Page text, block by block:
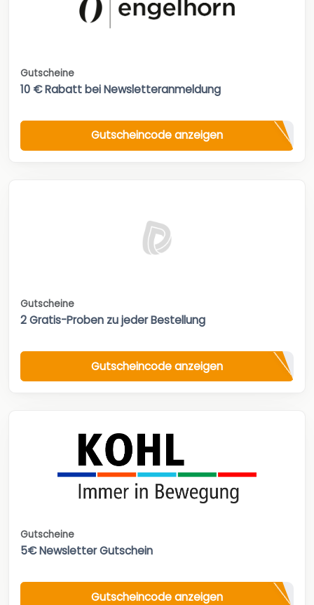
Gutscheine
10 € Rabatt bei Newsletteranmeldung
Gutscheincode anzeigen
Gutscheine
2 Gratis-Proben zu jeder Bestellung
Gutscheincode anzeigen
Gutscheine
5€ Newsletter Gutschein
Gutscheincode anzeigen